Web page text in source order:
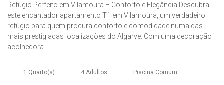
Refúgio Perfeito em Vilamoura – Conforto e Elegância Descubra
este encantador apartamento T1 em Vilamoura, um verdadeiro
refúgio para quem procura conforto e comodidade numa das
mais prestigiadas localizações do Algarve. Com uma decoração
acolhedora …
1 Quarto(s) 4 Adultos Piscina Comum